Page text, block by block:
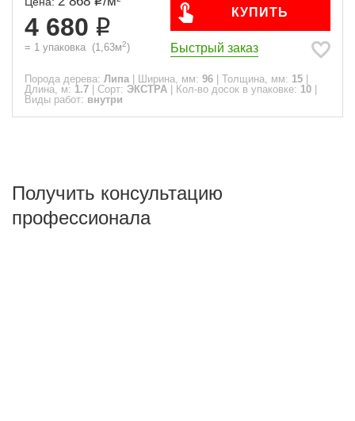
4 680
= 1 упаковка (1,63м2)
КУПИТЬ
Быстрый заказ
Порода дерева: Липа Ширина, мм: 96 Толщина, мм: 15
Длина, м: 1.7 Сорт: ЭКСТРА Кол-во досок в упаковке: 10
Виды работ: внутри
Получить консультацию
профессионала